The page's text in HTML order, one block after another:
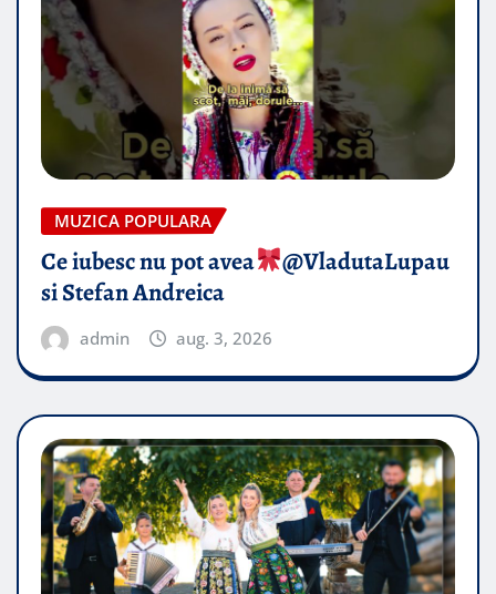
MUZICA POPULARA
Ce iubesc nu pot avea
​@VladutaLupau
si Stefan Andreica
admin aug. 3, 2026